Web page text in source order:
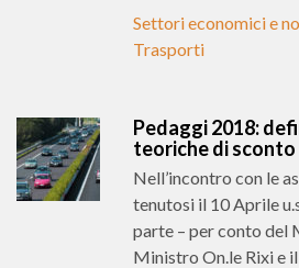
Settori economici e
Trasporti
Pedaggi 2018:
teoriche di sconto
Nell’incontro con le
tenutosi il 10 Aprile
parte – per conto del
Ministro On.le Rixi e